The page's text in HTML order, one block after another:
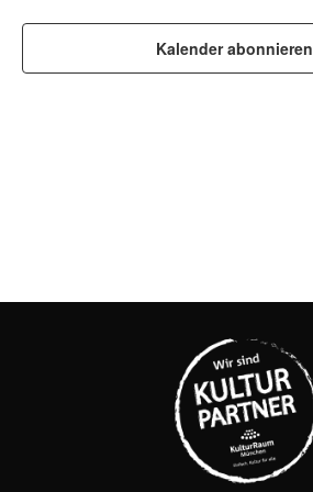
Kalender abonnieren